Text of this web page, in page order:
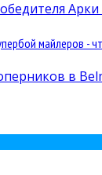
майлеров -